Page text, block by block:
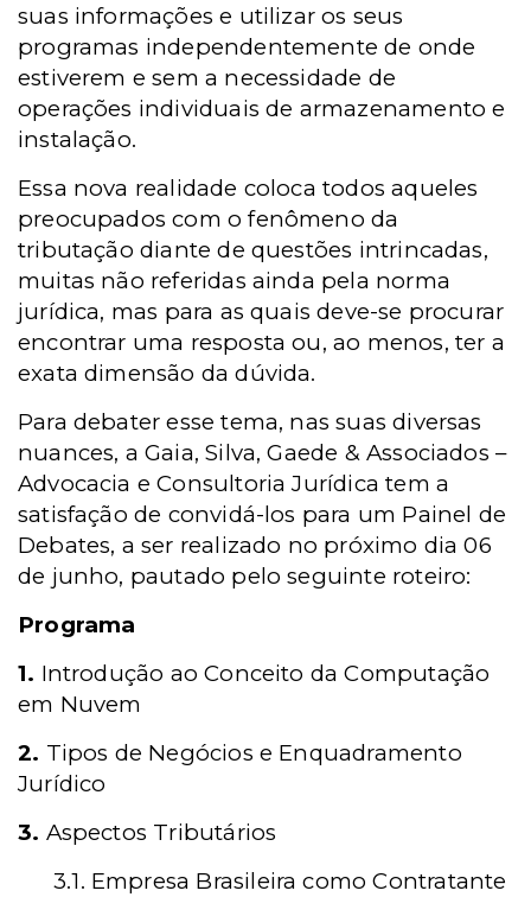
suas informações e utilizar os seus
programas independentemente de onde
estiverem e sem a necessidade de
operações individuais de armazenamento e
instalação.
Essa nova realidade coloca todos aqueles
preocupados com o fenômeno da
tributação diante de questões intrincadas,
muitas não referidas ainda pela norma
jurídica, mas para as quais deve-se procurar
encontrar uma resposta ou, ao menos, ter a
exata dimensão da dúvida.
Para debater esse tema, nas suas diversas
nuances, a Gaia, Silva, Gaede & Associados –
Advocacia e Consultoria Jurídica tem a
satisfação de convidá-los para um Painel de
Debates, a ser realizado no próximo dia 06
de junho, pautado pelo seguinte roteiro:
Programa
1. Introdução ao Conceito da Computação
em Nuvem
2. Tipos de Negócios e Enquadramento
Jurídico
3. Aspectos Tributários
3.1. Empresa Brasileira como Contratante